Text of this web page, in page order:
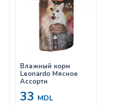
Влажный корм
Leonardo Мясное
Ассорти
33 MDL